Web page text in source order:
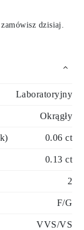
dzisiaj .
Laboratoryjny
Okrągły
0.06 ct
0.13 ct
2
F/G
VVS/VS